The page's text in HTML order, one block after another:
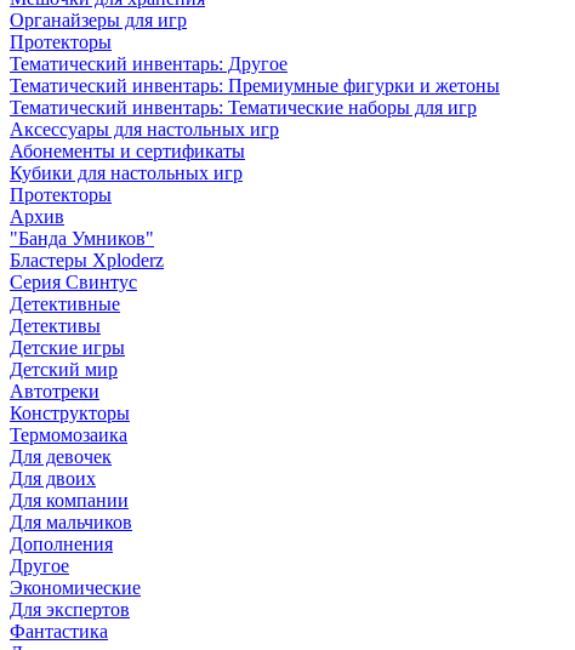
Органайзеры для игр
Протекторы
Тематический инвентарь: Другое
Тематический инвентарь: Премиумные фигурки и жетоны
Тематический инвентарь: Тематические наборы для игр
Аксессуары для настольных игр
Абонементы и сертификаты
Кубики для настольных игр
Протекторы
Архив
"Банда Умников"
Бластеры Xploderz
Cерия Свинтус
Детективные
Детективы
Детские игры
Детский мир
Автотреки
Конструкторы
Термомозаика
Для девочек
Для двоих
Для компании
Для мальчиков
Дополнения
Другое
Экономические
Для экспертов
Фантастика